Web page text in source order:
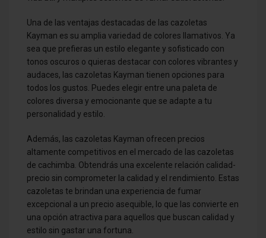
Una de las ventajas destacadas de las cazoletas
Kayman es su amplia variedad de colores llamativos. Ya
sea que prefieras un estilo elegante y sofisticado con
tonos oscuros o quieras destacar con colores vibrantes y
audaces, las cazoletas Kayman tienen opciones para
todos los gustos. Puedes elegir entre una paleta de
colores diversa y emocionante que se adapte a tu
personalidad y estilo.
Además, las cazoletas Kayman ofrecen precios
altamente competitivos en el mercado de las cazoletas
de cachimba. Obtendrás una excelente relación calidad-
precio sin comprometer la calidad y el rendimiento. Estas
cazoletas te brindan una experiencia de fumar
excepcional a un precio asequible, lo que las convierte en
una opción atractiva para aquellos que buscan calidad y
estilo sin gastar una fortuna.